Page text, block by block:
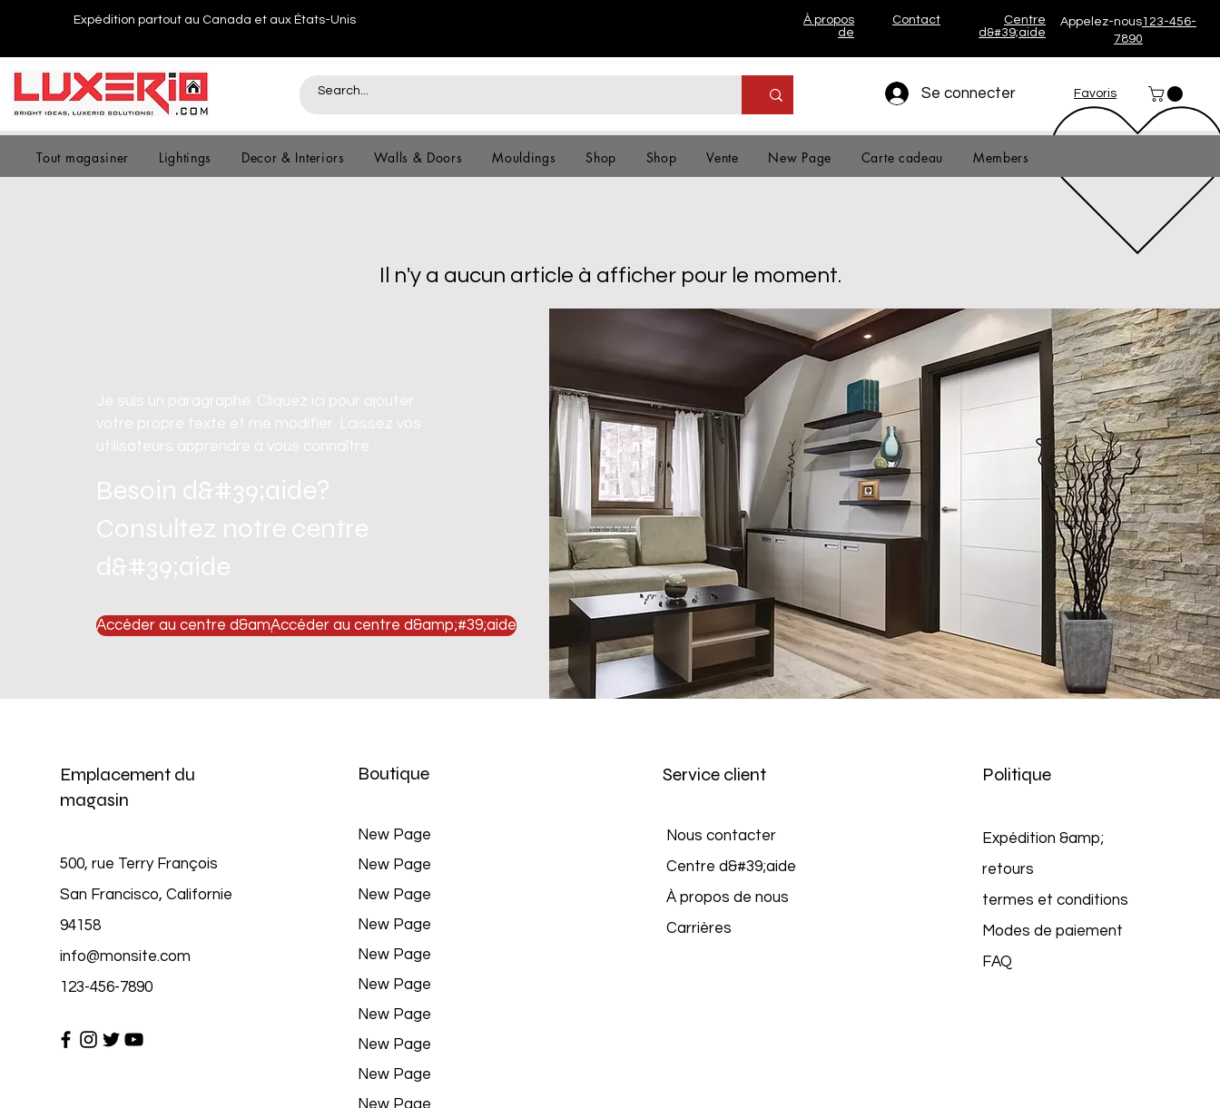
Expédition partout au Canada et aux États-Unis
À propos
de
Contact
Centre
d&#39;aide
Appelez-nous123-456-
7890
Se connecter Favoris
Tout magasiner Lightings Decor & Interiors Walls & Doors Mouldings Shop Shop Vente New Page Carte cadeau Members
Il n'y a aucun article à afficher pour le moment.
Je suis un paragraphe. Cliquez ici pour ajouter
votre propre texte et me modifier. Laissez vos
utilisateurs apprendre à vous connaître.
Besoin d&#39;aide?
Consultez notre centre
d&#39;aide
Accéder au centre d&amp;#39;aideAccéder au centre d&amp;#39;aide
Emplacement du
magasin
500, rue Terry François
San Francisco, Californie
94158
info@monsite.com
123-456-7890
Boutique
New Page
New Page
New Page
New Page
New Page
New Page
New Page
New Page
New Page
New Page
Service client
Nous contacter
Centre d&#39;aide
À propos de nous
Carrières
Politique
Expédition &amp;
retours
termes et conditions
Modes de paiement
FAQ